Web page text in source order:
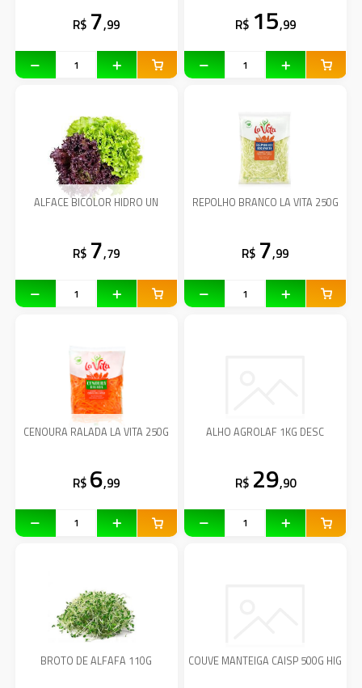
R$ 7,99 R$ 15,99
ALFACE BICOLOR HIDRO UN
R$ 7,79
REPOLHO BRANCO LA VITA 250G
R$ 7,99
CENOURA RALADA LA VITA 250G
R$ 6,99
ALHO AGROLAF 1KG DESC
R$ 29,90
BROTO DE ALFAFA 110G COUVE MANTEIGA CAISP 500G HIG